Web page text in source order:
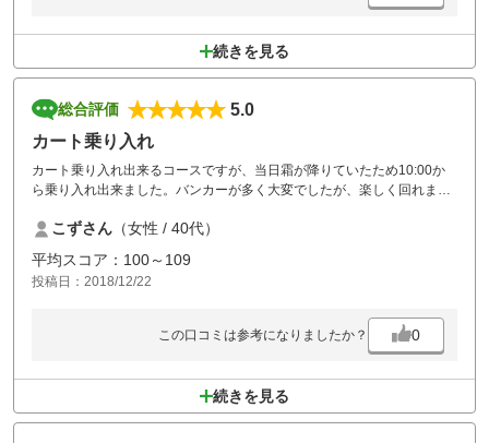
続きを見る
総合評価
5.0
カート乗り入れ
カート乗り入れ出来るコースですが、当日霜が降りていたため10:00か
ら乗り入れ出来ました。バンカーが多く大変でしたが、楽しく回れまし
こずさん （女性 / 40代）
平均スコア：100～109
投稿日：2018/12/22
この口コミは参考になりましたか？ 0
続きを見る